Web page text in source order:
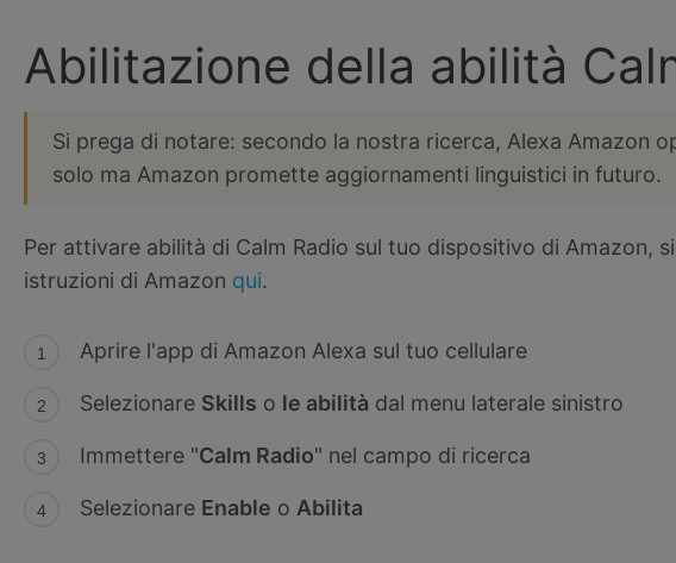
Abilitazione della abilità
Si prega di notare: secondo la nostra ricerca, Alexa Amazon
solo ma Amazon promette aggiornamenti linguistici in futuro.
Per attivare abilità di Calm Radio sul tuo dispositivo di Amazon,
istruzioni di Amazon qui.
Aprire l'app di Amazon Alexa sul tuo cellulare
Selezionare Skills o le abilità dal menu laterale sinistro
Immettere "Calm Radio" nel campo di ricerca
Selezionare Enable o Abilita